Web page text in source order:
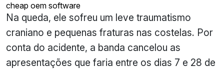
cheap oem software
Na queda, ele sofreu um leve traumatismo
craniano e pequenas fraturas nas costelas. Por
conta do acidente, a banda cancelou as
apresentações que faria entre os dias 7 e 28 de